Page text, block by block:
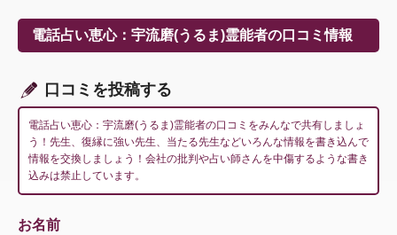
ー
シ
ン
電話占い恵心：宇流磨(うるま)霊能者の口コミ情報
口コミを投稿する
電話占い恵心：宇流磨(うるま)霊能者の口コミをみんなで共有しましょ
う！先生、復縁に強い先生、当たる先生などいろんな情報を書き込んで
情報を交換しましょう！会社の批判や占い師さんを中傷するような書き
込みは禁止しています。
お名前